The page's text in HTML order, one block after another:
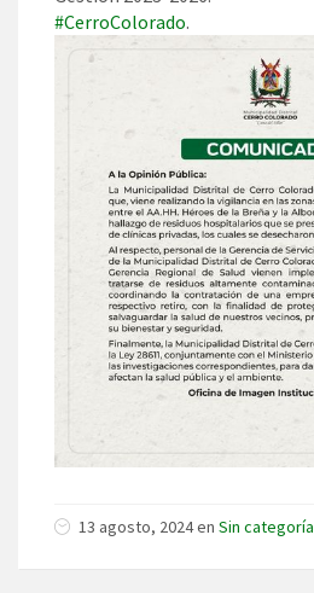
#CerroColorado.
13 agosto, 2024 en Sin categoría